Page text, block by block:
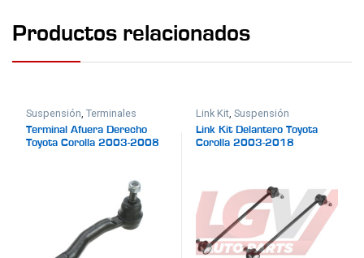
Productos relacionados
Suspensión ,Terminales
Terminal Afuera Derecho
Toyota Corolla 2003-2008
Link Kit ,Suspensión
Link Kit Delantero Toyota
Corolla 2003-2018